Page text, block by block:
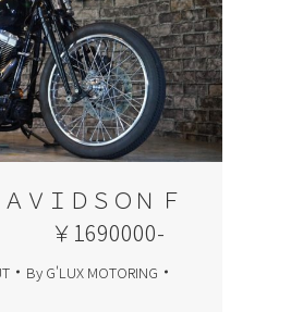
ＶＩＤＳＯＮ Ｆ
￥1690000-
By G'LUX MOTORING